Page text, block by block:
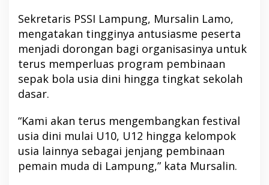
Sekretaris PSSI Lampung, Mursalin Lamo,
mengatakan tingginya antusiasme peserta
menjadi dorongan bagi organisasinya untuk
terus memperluas program pembinaan
sepak bola usia dini hingga tingkat sekolah
dasar.
“Kami akan terus mengembangkan festival
usia dini mulai U10, U12 hingga kelompok
usia lainnya sebagai jenjang pembinaan
pemain muda di Lampung,” kata Mursalin.